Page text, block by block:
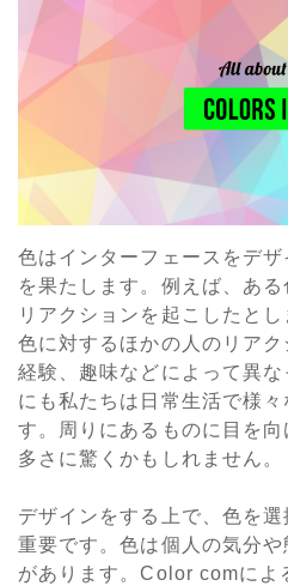
色はインターフェースをデ
を果たします。例えば、あ
リアクションを起こしたと
色に対するほかの人のリア
経験、趣味などによって異
にも私たちは日常生活で様
す。周りにあるものに目を
多さに驚くかもしれません。
デザインをする上で、色を
重要です。色は個人の気分
があります。Color comによ